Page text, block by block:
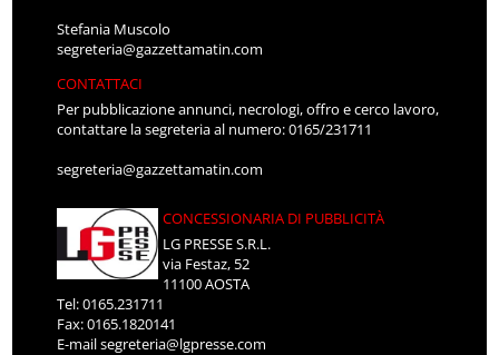
Stefania Muscolo
segreteria@gazzettamatin.com
CONTATTACI
Per pubblicazione annunci, necrologi, offro e cerco lavoro,
contattare la segreteria al numero: 0165/231711
segreteria@gazzettamatin.com
CONCESSIONARIA DI PUBBLICITÀ
LG PRESSE S.R.L.
via Festaz, 52
11100 AOSTA
Tel: 0165.231711
Fax: 0165.1820141
E-mailsegreteria@lgpresse.com